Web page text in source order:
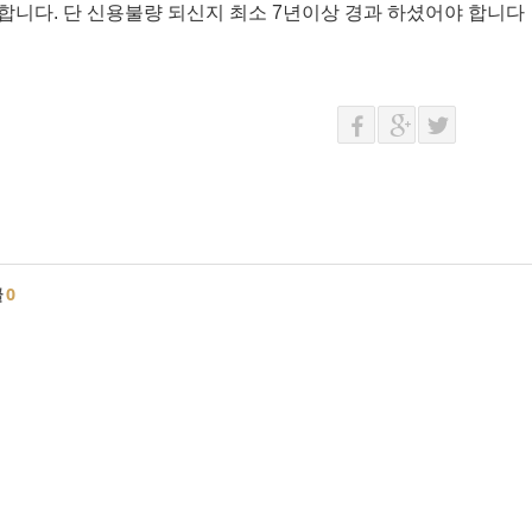
니다. 단 신용불량 되신지 최소 7년이상 경과 하셨어야 합니다
0